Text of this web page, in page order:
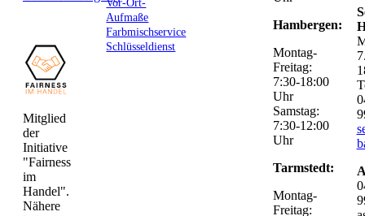
Mitglied
der
Initiative
"Fairness
im
Handel".
Nähere
Vor-Ort-
Aufmaße
Farbmischservice
Schlüsseldienst
Hambergen:
Montag-
Freitag:
7:30-18:00
Uhr
Samstag:
7:30-12:00
Uhr
Tarmstedt:
Montag-
Freitag: